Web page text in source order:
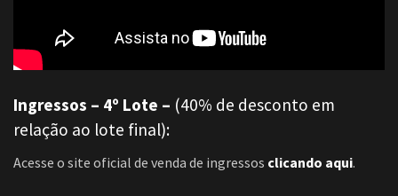
Ingressos – 4º Lote – (40% de desconto em
relação ao lote final):
Acesse o site oficial de venda de ingressos clicando aqui.